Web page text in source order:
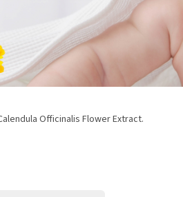
Officinalis Flower Extract.